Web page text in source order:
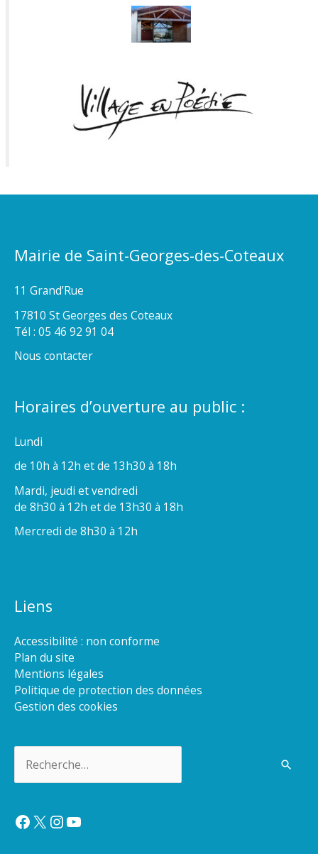
Mairie de Saint-Georges-des-Coteaux
11 Grand’Rue
17810 St Georges des Coteaux
Tél : 05 46 92 91 04
Nous contacter
Horaires d’ouverture au public :
Lundi
de 10h à 12h et de 13h30 à 18h
Mardi, jeudi et vendredi
de 8h30 à 12h et de 13h30 à 18h
Mercredi de 8h30 à 12h
Liens
Accessibilité : non conforme
Plan du site
Mentions légales
Politique de protection des données
Gestion des cookies
Facebook
X Instagram
YouTube